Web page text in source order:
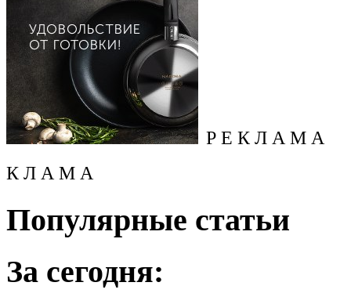
Р Е К Л А М А
К Л А М А
Популярные статьи
За сегодня: